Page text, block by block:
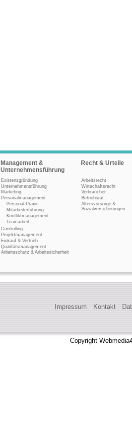
Management &
Unternehmensführung
Existenzgründung
Unternehmensführung
Marketing
Personalmanagement
Personal-Praxis
Mitarbeiterführung
Konfliktmanagement
Teamarbeit
Controlling
Projektmanagement
Einkauf & Vertrieb
Qualitätsmanagement
Arbeitsschutz & Arbeitssicherheit
Recht & Urteile
Arbeitsrecht
Wirtschaftsrecht
Verbraucher
Betriebsrat
Altersvorsorge &
Sozialversicherungen
Impressum Kontakt
Copyright